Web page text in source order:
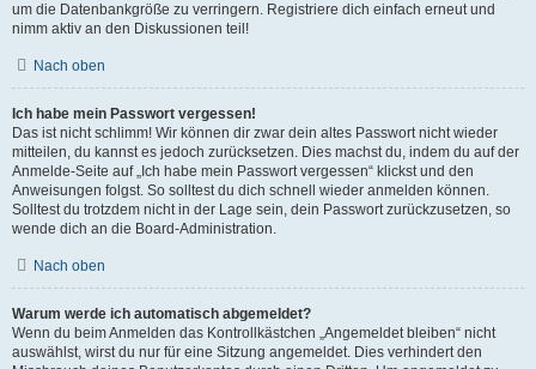
um die Datenbankgröße zu verringern. Registriere dich einfach erneut und
nimm aktiv an den Diskussionen teil!
Nach oben
Ich habe mein Passwort vergessen!
Das ist nicht schlimm! Wir können dir zwar dein altes Passwort nicht wieder
mitteilen, du kannst es jedoch zurücksetzen. Dies machst du, indem du auf der
Anmelde-Seite auf „Ich habe mein Passwort vergessen“ klickst und den
Anweisungen folgst. So solltest du dich schnell wieder anmelden können.
Solltest du trotzdem nicht in der Lage sein, dein Passwort zurückzusetzen, so
wende dich an die Board-Administration.
Nach oben
Warum werde ich automatisch abgemeldet?
Wenn du beim Anmelden das Kontrollkästchen „Angemeldet bleiben“ nicht
auswählst, wirst du nur für eine Sitzung angemeldet. Dies verhindert den